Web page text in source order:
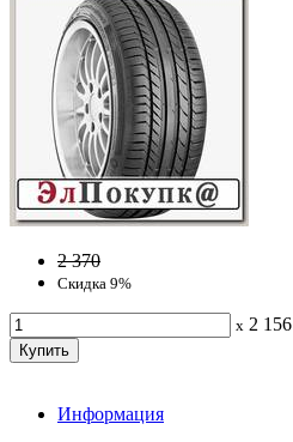
2 370
Скидка 9%
x 2 156
Информация